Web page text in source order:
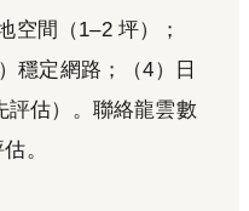
空間（1–2 坪）；
穩定網路；（4）日
評估）。聯絡龍雲數
。